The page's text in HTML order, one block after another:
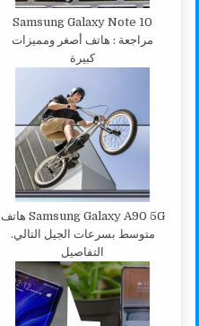
Samsung Galaxy Note 10
مراجعة : هاتف أصغر ومميزات
كبيرة
Samsung Galaxy A90 5G هاتف
متوسط بسرعات الجيل التالي.
التفاصيل